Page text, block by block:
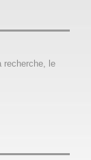
recherche, le